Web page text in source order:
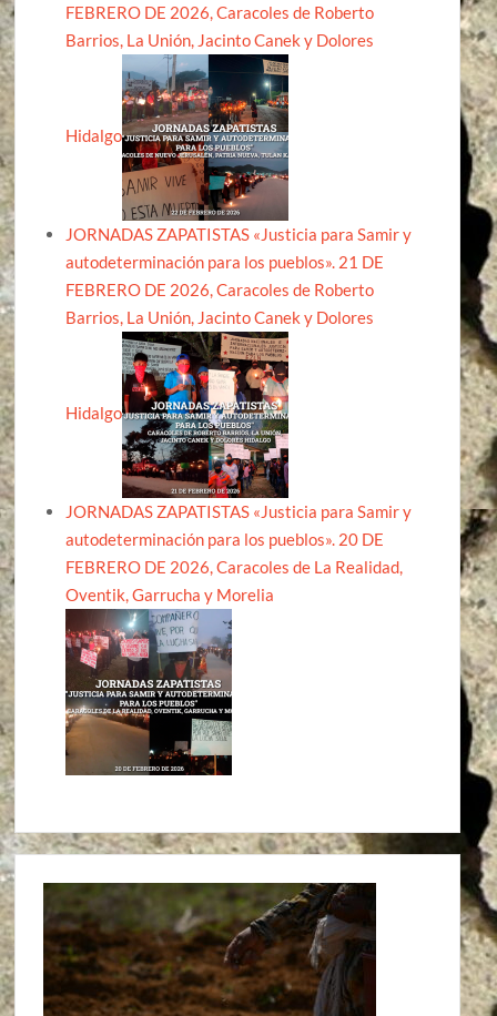
FEBRERO DE 2026, Caracoles de Roberto
Barrios, La Unión, Jacinto Canek y Dolores
Hidalgo
JORNADAS ZAPATISTAS «Justicia para Samir y
autodeterminación para los pueblos». 21 DE
FEBRERO DE 2026, Caracoles de Roberto
Barrios, La Unión, Jacinto Canek y Dolores
Hidalgo
JORNADAS ZAPATISTAS «Justicia para Samir y
autodeterminación para los pueblos». 20 DE
FEBRERO DE 2026, Caracoles de La Realidad,
Oventik, Garrucha y Morelia